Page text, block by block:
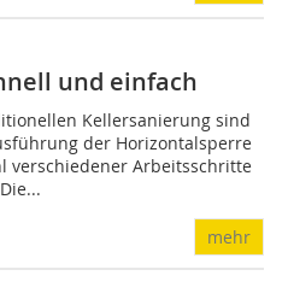
und einfach
Kellersanierung sind
der Horizontalsperre
verschiedener Arbeitsschritte
mehr